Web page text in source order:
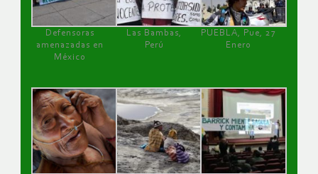
Defensoras
amenazadas en
México
Las Bambas,
Perú
PUEBLA, Pue, 27
Enero